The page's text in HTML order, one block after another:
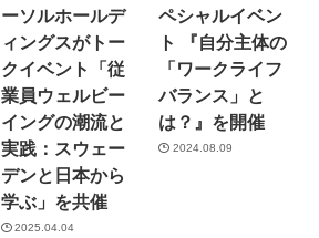
ーソルホールデ
ィングスがトー
クイベント「従
業員ウェルビー
イングの潮流と
実践：スウェー
デンと日本から
学ぶ」を共催
2025.04.04
ペシャルイベン
ト 『自分主体の
「ワークライフ
バランス」と
は？』を開催
2024.08.09